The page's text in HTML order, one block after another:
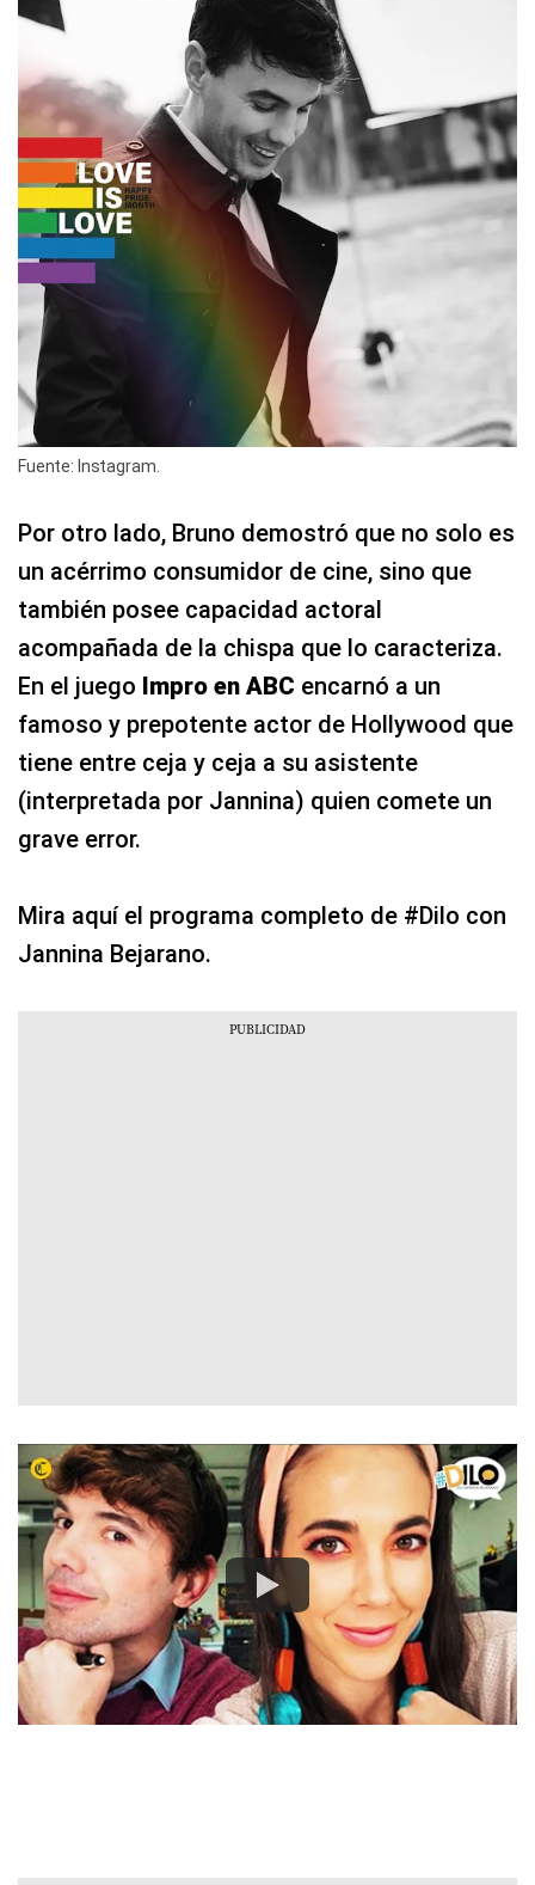
Fuente: Instagram.
Por otro lado, Bruno demostró que no solo es
un acérrimo consumidor de cine, sino que
también posee capacidad actoral
acompañada de la chispa que lo caracteriza.
En el juego Impro en ABC encarnó a un
famoso y prepotente actor de Hollywood que
tiene entre ceja y ceja a su asistente
(interpretada por Jannina) quien comete un
grave error.
Mira aquí el programa completo de #Dilo con
Jannina Bejarano.